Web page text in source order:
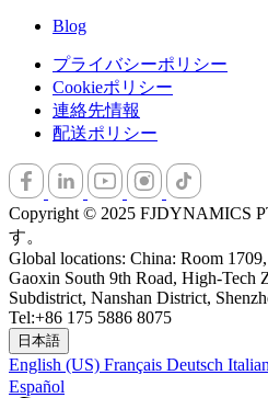
動作温度範囲
-40° C-85° C
防水等級
IP67
Blog
プライバシーポリシー
Cookieポリシー
連絡先情報
配送ポリシー
Copyright © 2025 FJDYNAMICS
す。
Global locations: China: Room
Gaoxin South 9th Road, High-Tech
Subdistrict, Nanshan District,
Tel:+86 175 5886 8075
日本語
English (US) Français Deutsch
Español